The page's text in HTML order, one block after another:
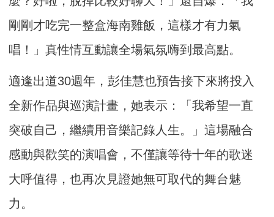
剛剛才吃完一整盒海南雞飯，這樣才有力氣
唱！」真性情互動讓全場氣氛嗨到最高點。
適逢出道30週年，彭佳慧也預告接下來將投入
全新作品與巡演計畫，她表示：「我希望一直
突破自己，繼續用音樂記錄人生。」這場融合
感動與歡笑的演唱會，不僅讓等待十年的歌迷
大呼值得，也再次見證她無可取代的舞台魅
力。